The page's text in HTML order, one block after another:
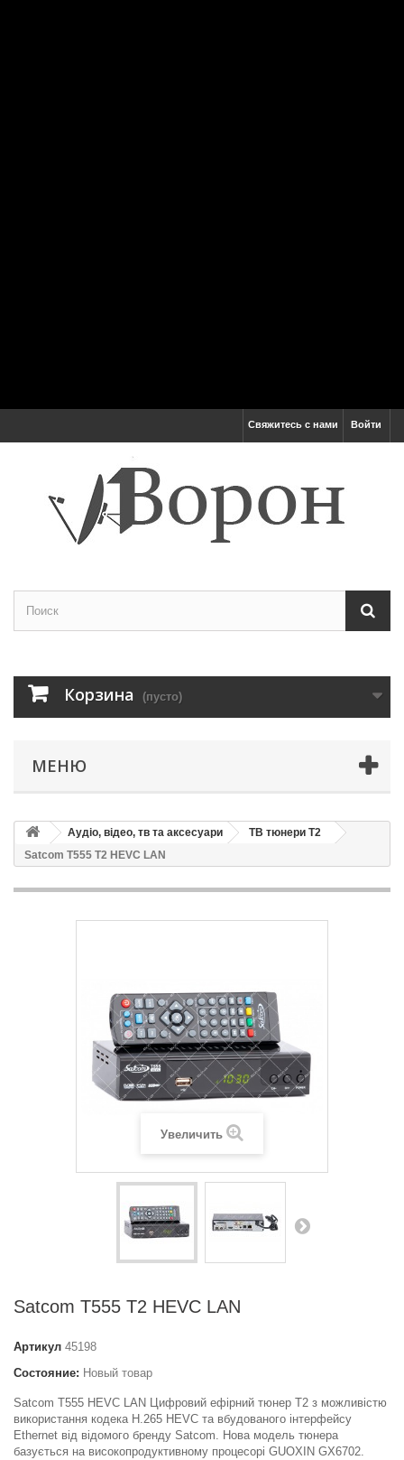
Войти
Свяжитесь с нами
Корзина (пусто)
МЕНЮ
Аудіо, відео, тв та аксесуари
ТВ тюнери Т2
Satcom T555 T2 HEVC LAN
Увеличить
Satcom T555 T2 HEVC LAN
Артикул 45198
Состояние: Новый товар
Satcom T555 HEVC LAN Цифровий ефірний тюнер Т2 з можливістю
використання кодека H.265 HEVC та вбудованого інтерфейсу
Ethernet від відомого бренду Satcom. Нова модель тюнера
базується на високопродуктивному процесорі GUOXIN GX6702.